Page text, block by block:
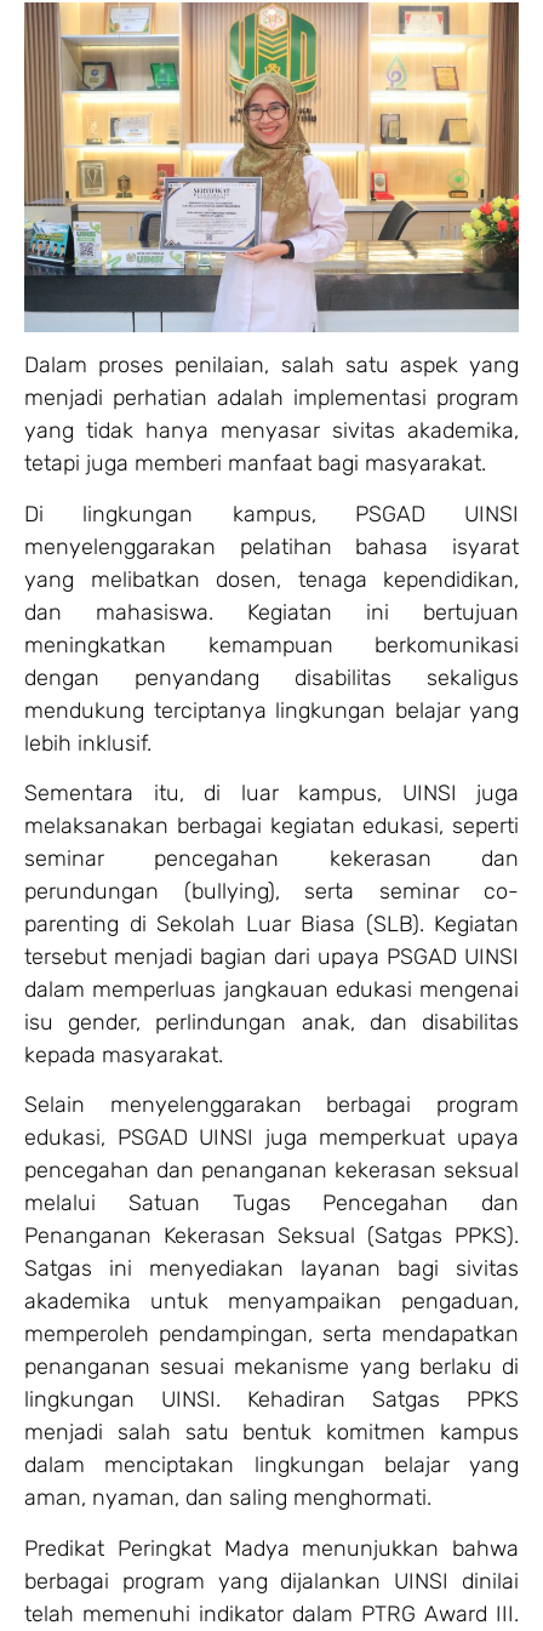
Dalam proses penilaian, salah satu aspek yang
menjadi perhatian adalah implementasi program
yang tidak hanya menyasar sivitas akademika,
tetapi juga memberi manfaat bagi masyarakat.
Di lingkungan kampus, PSGAD UINSI
menyelenggarakan pelatihan bahasa isyarat
yang melibatkan dosen, tenaga kependidikan,
dan mahasiswa. Kegiatan ini bertujuan
meningkatkan kemampuan berkomunikasi
dengan penyandang disabilitas sekaligus
mendukung terciptanya lingkungan belajar yang
lebih inklusif.
Sementara itu, di luar kampus, UINSI juga
melaksanakan berbagai kegiatan edukasi, seperti
seminar pencegahan kekerasan dan
perundungan (bullying), serta seminar co-
parenting di Sekolah Luar Biasa (SLB). Kegiatan
tersebut menjadi bagian dari upaya PSGAD UINSI
dalam memperluas jangkauan edukasi mengenai
isu gender, perlindungan anak, dan disabilitas
kepada masyarakat.
Selain menyelenggarakan berbagai program
edukasi, PSGAD UINSI juga memperkuat upaya
pencegahan dan penanganan kekerasan seksual
melalui Satuan Tugas Pencegahan dan
Penanganan Kekerasan Seksual (Satgas PPKS).
Satgas ini menyediakan layanan bagi sivitas
akademika untuk menyampaikan pengaduan,
memperoleh pendampingan, serta mendapatkan
penanganan sesuai mekanisme yang berlaku di
lingkungan UINSI. Kehadiran Satgas PPKS
menjadi salah satu bentuk komitmen kampus
dalam menciptakan lingkungan belajar yang
aman, nyaman, dan saling menghormati.
Predikat Peringkat Madya menunjukkan bahwa
berbagai program yang dijalankan UINSI dinilai
telah memenuhi indikator dalam PTRG Award III.